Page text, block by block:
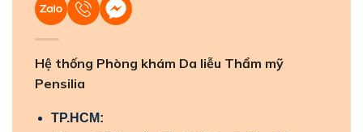
Hệ thống Phòng khám Da liễu Thẩm mỹ
Pensilia
TP.HCM: